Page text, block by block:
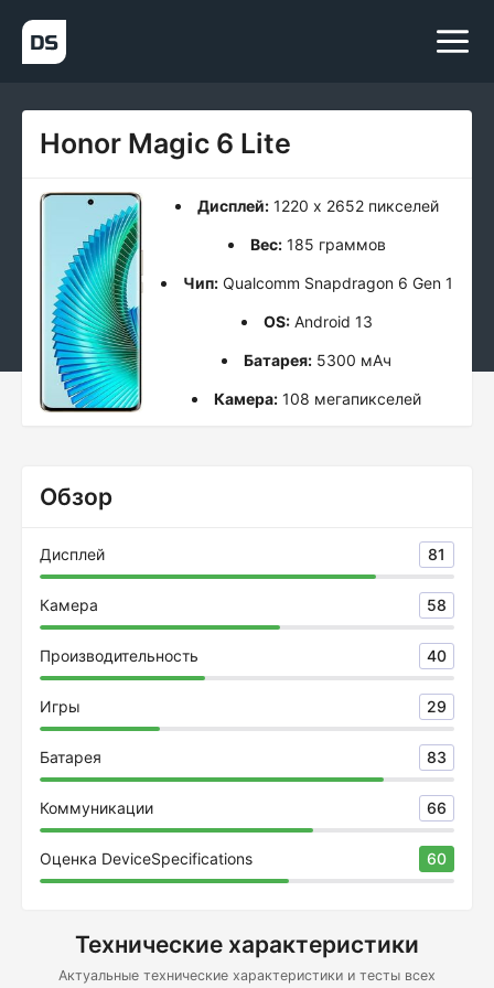
Honor Magic 6 Lite
Дисплей:1220 x 2652 пикселей
Вес:185 граммов
Чип:Qualcomm Snapdragon 6 Gen 1
OS:Android 13
Батарея: 5300 мАч
Камера: 108 мегапикселей
Обзор
Дисплей 81
Камера 58
Производительность 40
Игры 29
Батарея 83
Коммуникации 66
Оценка DeviceSpecifications 60
Технические характеристики
Актуальные технические характеристики и тесты всех